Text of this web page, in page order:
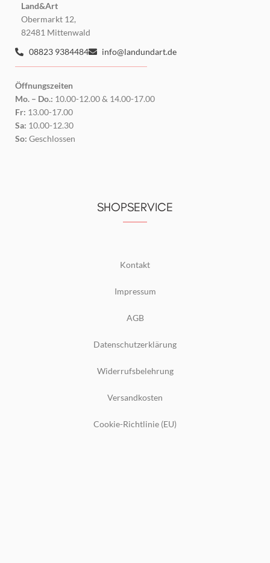
Land&Art
Obermarkt 12,
82481 Mittenwald
08823 9384484
info@landundart.de
Öffnungszeiten
Mo. – Do.: 10.00-12.00 & 14.00-17.00
Fr: 13.00-17.00
Sa: 10.00-12.30
So: Geschlossen
SHOPSERVICE
Kontakt
Impressum
AGB
Datenschutzerklärung
Widerrufsbelehrung
Versandkosten
Cookie-Richtlinie (EU)